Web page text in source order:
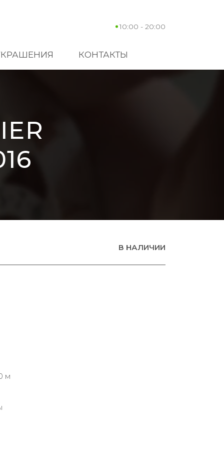
10:00 - 20:00
КОНТАКТЫ
В НАЛИЧИИ
м